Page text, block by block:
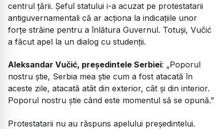
centrul țării. Șeful statului i-a acuzat pe protestatarii
antiguvernamentali că ar acționa la indicațiile unor
forțe străine pentru a înlătura Guvernul. Totuși, Vučić
a făcut apel la un dialog cu studenții.
Aleksandar Vučić, președintele Serbiei: „Poporul
nostru știe, Serbia mea știe cum a fost atacată în
aceste zile, atacată atât din exterior, cât și din interior.
Poporul nostru știe când este momentul să se opună.”
Protestatarii nu au răspuns apelului președintelui.